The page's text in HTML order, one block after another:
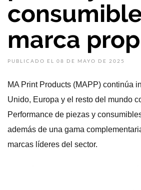
marca
PUBLICADO EL 08 DE MAYO DE 2025
MA Print Products (MAPP) continúa
Unido, Europa y el resto del mundo
Performance de piezas y
además de una gama
marcas líderes del sector.